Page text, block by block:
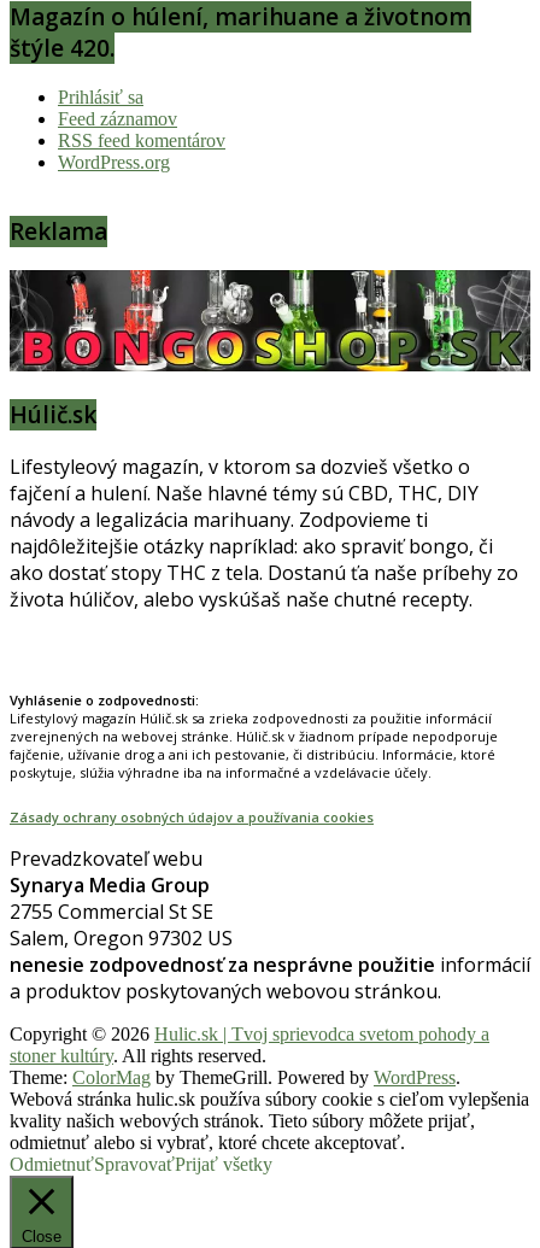
Magazín o húlení, marihuane a životnom
štýle 420.
Prihlásiť sa
Feed záznamov
RSS feed komentárov
WordPress.org
Reklama
Húlič.sk
Lifestyleový magazín, v ktorom sa dozvieš všetko o
fajčení a hulení. Naše hlavné témy sú CBD, THC, DIY
návody a legalizácia marihuany. Zodpovieme ti
najdôležitejšie otázky napríklad: ako spraviť bongo, či
ako dostať stopy THC z tela. Dostanú ťa naše príbehy zo
života húličov, alebo vyskúšaš naše chutné recepty.
Vyhlásenie o zodpovednosti:
Lifestylový magazín Húlič.sk sa zrieka zodpovednosti za použitie informácií
zverejnených na webovej stránke. Húlič.sk v žiadnom prípade nepodporuje
fajčenie, užívanie drog a ani ich pestovanie, či distribúciu. Informácie, ktoré
poskytuje, slúžia výhradne iba na informačné a vzdelávacie účely.
Zásady ochrany osobných údajov a používania cookies
Prevadzkovateľ webu
Synarya Media Group
2755 Commercial St SE
Salem, Oregon 97302 US
nenesie zodpovednosť za nesprávne použitie informácií
a produktov poskytovaných webovou stránkou.
Copyright © 2026 Hulic.sk | Tvoj sprievodca svetom pohody a
stoner kultúry. All rights reserved.
Theme: ColorMag by ThemeGrill. Powered by WordPress.
Webová stránka hulic.sk používa súbory cookie s cieľom vylepšenia
kvality našich webových stránok. Tieto súbory môžete prijať,
odmietnuť alebo si vybrať, ktoré chcete akceptovať.
OdmietnuťSpravovaťPrijať všetky
Close